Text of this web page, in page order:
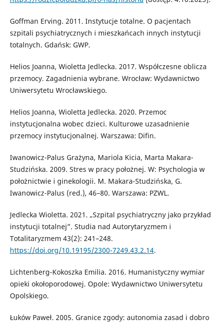
Goffman Erving. 2011. Instytucje totalne. O pacjentach
szpitali psychiatrycznych i mieszkańcach innych instytucji
totalnych. Gdańsk: GWP.
Helios Joanna, Wioletta Jedlecka. 2017. Współczesne oblicza
przemocy. Zagadnienia wybrane. Wrocław: Wydawnictwo
Uniwersytetu Wrocławskiego.
Helios Joanna, Wioletta Jedlecka. 2020. Przemoc
instytucjonalna wobec dzieci. Kulturowe uzasadnienie
przemocy instytucjonalnej. Warszawa: Difin.
Iwanowicz-Palus Grażyna, Mariola Kicia, Marta Makara-
Studzińska. 2009. Stres w pracy położnej. W: Psychologia w
położnictwie i ginekologii. M. Makara-Studzińska, G.
Iwanowicz-Palus (red.), 46–80. Warszawa: PZWL.
Jedlecka Wioletta. 2021. „Szpital psychiatryczny jako przykład
instytucji totalnej”. Studia nad Autorytaryzmem i
Totalitaryzmem 43(2): 241–248.
https://doi.org/10.19195/2300-7249.43.2.14.
Lichtenberg-Kokoszka Emilia. 2016. Humanistyczny wymiar
opieki okołoporodowej. Opole: Wydawnictwo Uniwersytetu
Opolskiego.
Łuków Paweł. 2005. Granice zgody: autonomia zasad i dobro